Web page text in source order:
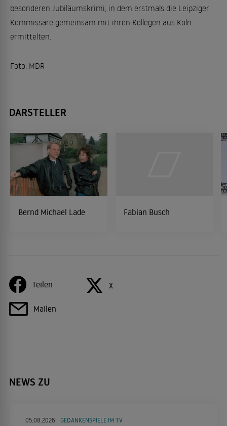
besonderen Jubiläumskrimi, in dem erstmals die Leipziger
Kommissare gemeinsam mit ihren Kollegen aus Köln
ermittelten.
Foto: MDR
DARSTELLER
Bernd Michael Lade Fabian Busch
Teilen X
Mailen
NEWS ZU
05.08.2026 GEDANKENSPIELE IM TV